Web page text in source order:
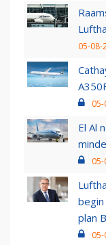
05-08-
El Al
plan B